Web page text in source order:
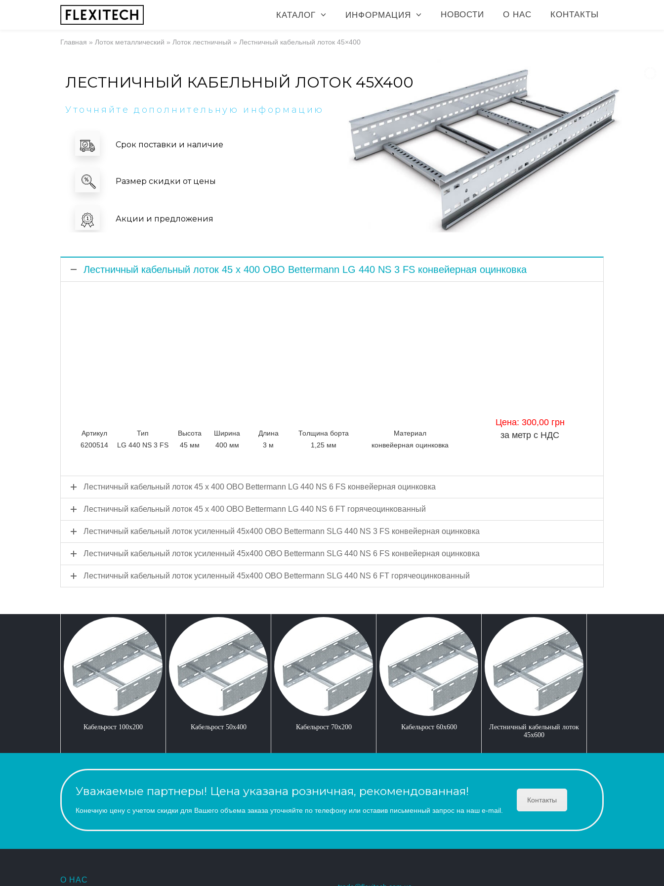
КАТАЛОГ ИНФОРМАЦИЯ НОВОСТИ О НАС КОНТАКТЫ
Главная » Лоток металлический » Лоток лестничный » Лестничный кабельный лоток 45×400
ЛЕСТНИЧНЫЙ КАБЕЛЬНЫЙ ЛОТОК 45X400
Уточняйте дополнительную информацию
Срок поставки и наличие
Размер скидки от цены
Акции и предложения
Лестничный кабельный лоток 45 x 400 OBO Bettermann LG 440 NS 3 FS конвейерная оцинковка
Артикул Тип Высота Ширина Длина Толщина борта
Материал
6200514
LG 440 NS 3 FS 45 мм 400 мм 3 м 1,25 мм конвейерная оцинковка
Цена: 300,00 грн
за метр с НДС
Лестничный кабельный лоток 45 x 400 OBO Bettermann LG 440 NS 6 FS конвейерная оцинковка
Лестничный кабельный лоток 45 x 400 OBO Bettermann LG 440 NS 6 FT горячеоцинкованный
Лестничный кабельный лоток усиленный 45x400 OBO Bettermann SLG 440 NS 3 FS конвейерная оцинковка
Лестничный кабельный лоток усиленный 45x400 OBO Bettermann SLG 440 NS 6 FS конвейерная оцинковка
Лестничный кабельный лоток усиленный 45x400 OBO Bettermann SLG 440 NS 6 FT горячеоцинкованный
Кабельрост 100x200 Кабельрост 50x400 Кабельрост 70x200 Кабельрост 60x600
Лестничный кабельный лоток
45x600
Уважаемые партнеры! Цена указана розничная, рекомендованная!
Конечную цену с учетом скидки для Вашего объема заказа уточняйте по телефону или оставив письменный запрос на наш e-mail.
Контакты
О НАС